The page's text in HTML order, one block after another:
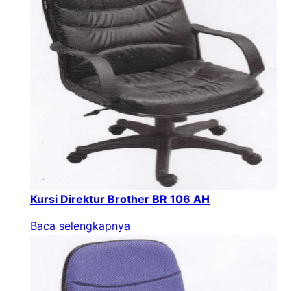
Kursi Direktur Brother BR 106 AH
Baca selengkapnya